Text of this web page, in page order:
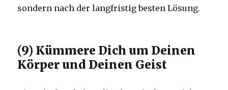
sondern nach der langfristig besten Lösung.
(9) Kümmere Dich um Deinen
Körper und Deinen Geist